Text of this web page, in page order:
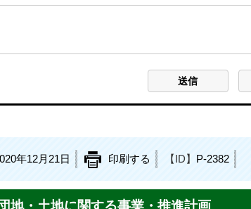
年12月21日 印刷する 【ID】 P-2382
地・土地に関する事業・推進計画